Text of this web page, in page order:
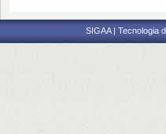
SIGAA | Tecnologia